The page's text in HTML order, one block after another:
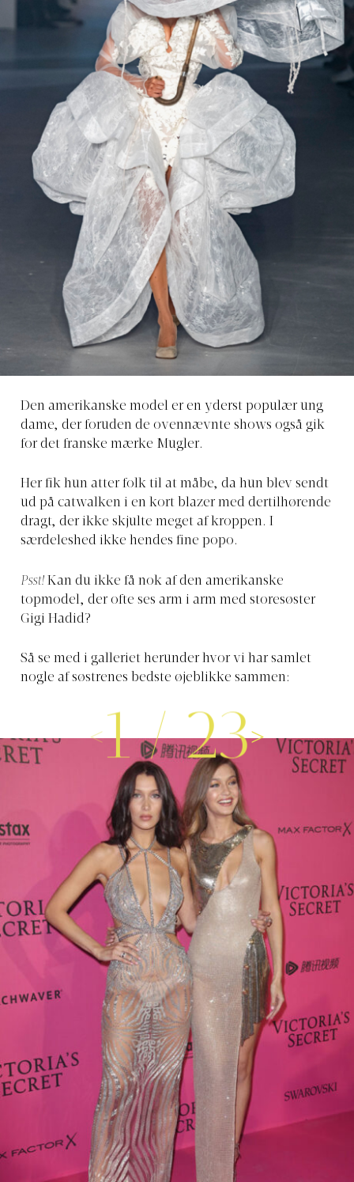
Den amerikanske model er en yderst populær ung
dame, der foruden de ovennævnte shows også gik
for det franske mærke Mugler.
Her fik hun atter folk til at måbe, da hun blev sendt
ud på catwalken i en kort blazer med dertilhørende
dragt, der ikke skjulte meget af kroppen. I
særdeleshed ikke hendes fine popo.
Psst! Kan du ikke få nok af den amerikanske
topmodel, der ofte ses arm i arm med storesøster
Gigi Hadid?
Så se med i galleriet herunder hvor vi har samlet
nogle af søstrenes bedste øjeblikke sammen:
1/23